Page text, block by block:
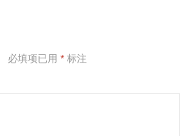
必填项已用 *标注